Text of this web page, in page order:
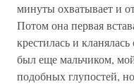
минуты охватывает и
Потом она первая
крестилась и
был еще мальчиком,
подобных глупостей,